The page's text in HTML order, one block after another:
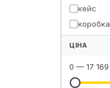
кейс
коробка
ЦІНА
0 — 17 169